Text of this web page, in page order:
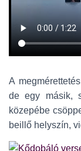
A
de egy másik,
közepébe
beillő helyszín,